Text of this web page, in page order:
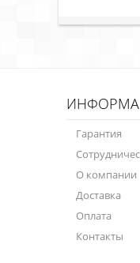
Гарантия
О компании
Доставка
Оплата
Контакты